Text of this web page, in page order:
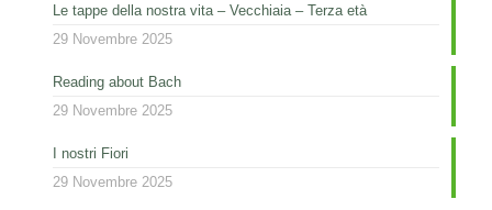
Le tappe della nostra vita – Vecchiaia – Terza età
29 Novembre 2025
Reading about Bach
29 Novembre 2025
I nostri Fiori
29 Novembre 2025